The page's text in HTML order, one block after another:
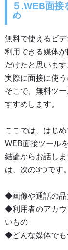
５.WEB面接
め
無料で使えるビ
利用できる媒体
だけたと思います
実際に面接に使う
そこで、 無料ツ
すすめします。
ここでは、はじ
WEB面接ツール
結論からお話し
は、次の3つです。
◆画像や通話の品
◆利用者のアカウ
いもの
◆どんな媒体でも